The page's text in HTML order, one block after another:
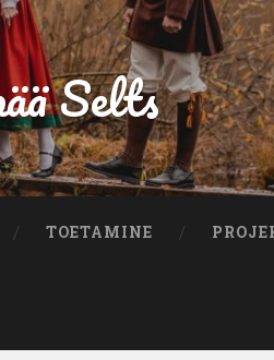
Selts
TOETAMINE